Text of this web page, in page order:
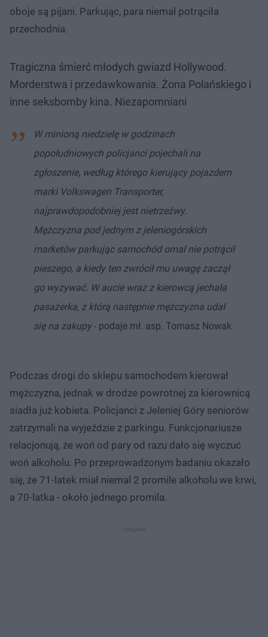
oboje są pijani. Parkując, para niemal potrąciła
przechodnia.
Tragiczna śmierć młodych gwiazd Hollywood.
Morderstwa i przedawkowania. Żona Polańskiego i
inne seksbomby kina. Niezapomniani
W minioną niedzielę w godzinach
popołudniowych policjanci pojechali na
zgłoszenie, według którego kierujący pojazdem
marki Volkswagen Transporter,
najprawdopodobniej jest nietrzeźwy.
Mężczyzna pod jednym z jeleniogórskich
marketów parkując samochód omal nie potrącił
pieszego, a kiedy ten zwrócił mu uwagę zaczął
go wyzywać. W aucie wraz z kierowcą jechała
pasażerka, z którą następnie mężczyzna udał
się na zakupy- podaje mł. asp. Tomasz Nowak
Podczas drogi do sklepu samochodem kierował
mężczyzna, jednak w drodze powrotnej za kierownicą
siadła już kobieta. Policjanci z Jeleniej Góry seniorów
zatrzymali na wyjeździe z parkingu. Funkcjonariusze
relacjonują, że woń od pary od razu dało się wyczuć
woń alkoholu. Po przeprowadzonym badaniu okazało
się, że 71-latek miał niemal 2 promile alkoholu we krwi,
a 70-latka - około jednego promila.